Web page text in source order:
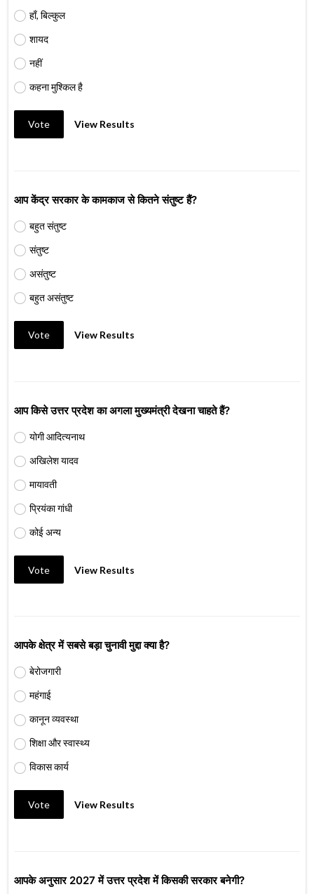
हाँ, बिल्कुल
शायद
नहीं
कहना मुश्किल है
Vote View Results
आप केंद्र सरकार के कामकाज से कितने संतुष्ट हैं?
बहुत संतुष्ट
संतुष्ट
असंतुष्ट
बहुत असंतुष्ट
Vote View Results
आप किसे उत्तर प्रदेश का अगला मुख्यमंत्री देखना चाहते हैं?
योगी आदित्यनाथ
अखिलेश यादव
मायावती
प्रियंका गांधी
कोई अन्य
Vote View Results
आपके क्षेत्र में सबसे बड़ा चुनावी मुद्दा क्या है?
बेरोजगारी
महंगाई
कानून व्यवस्था
शिक्षा और स्वास्थ्य
विकास कार्य
Vote View Results
आपके अनुसार 2027 में उत्तर प्रदेश में किसकी सरकार बनेगी?